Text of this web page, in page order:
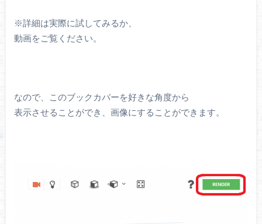
※詳細は実際に試してみるか、
動画をご覧ください。
なので、このブックカバーを好きな角度から
表示させることができ、画像にすることができます。